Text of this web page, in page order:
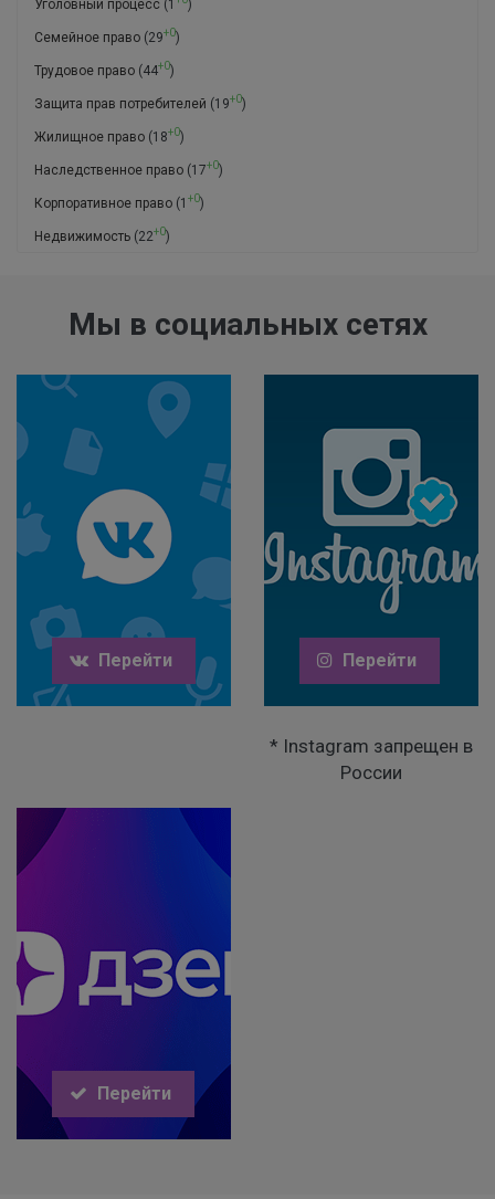
Уголовный процесс (1 )
Семейное право (29+0)
Трудовое право (44+0)
Защита прав потребителей (19+0)
Жилищное право (18+0)
Наследственное право (17+0)
Корпоративное право (1 +0)
Недвижимость (22+0)
Мы в социальных сетях
Перейти Перейти
* Instagram запрещен в
России
Перейти